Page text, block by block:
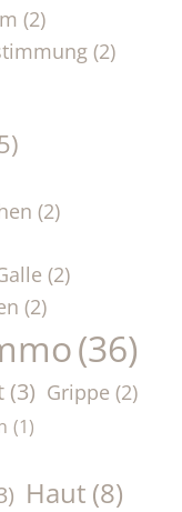
(2)
(2)
(2)
(2)
(2)
(36)
(3) Grippe (2)
(1)
Haut (8)